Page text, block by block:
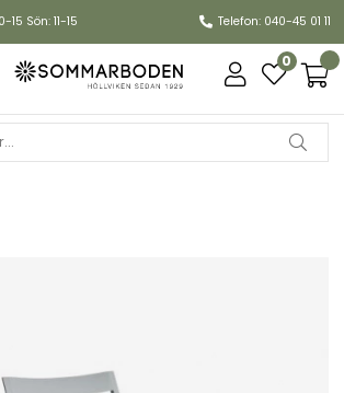
15 Sön: 11-15 Telefon: 040-45 01 11
0
grey